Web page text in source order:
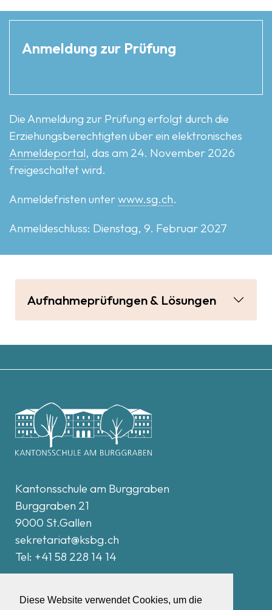
Diese Website verwendet Cookies, um die
Anmeldung zur Prüfung
Die Anmeldung zur Prüfung erfolgt durch die
Erziehungsberechtigten über ein elektronisches
Anmeldeportal, das am 24. November 2026
freigeschaltet wird.
Anmeldefristen unterwww.sg.ch.
Anmeldeschluss: Dienstag, 9. Februar 2027
Aufnahmeprüfungen & Lösungen
Kantonsschule am Burggraben
Burggraben 21
9000 St.Gallen
sekretariat@ksbg.ch
Tel: +41 58 228 14 14
Intern